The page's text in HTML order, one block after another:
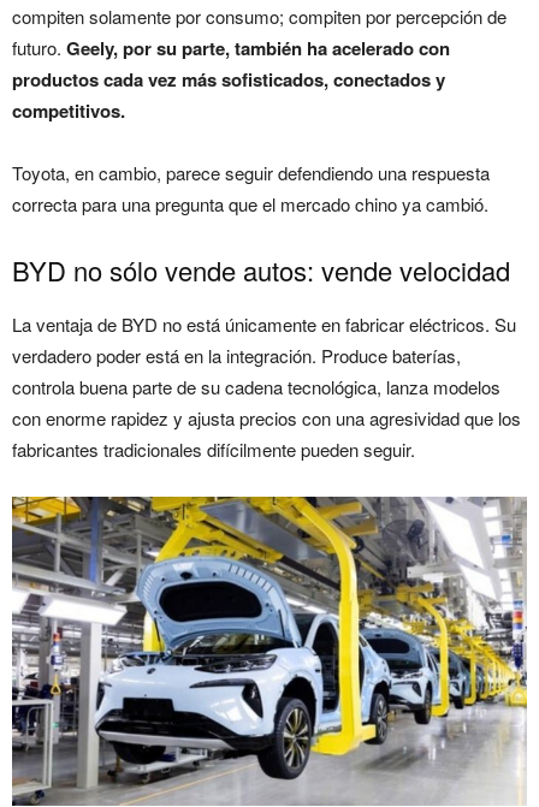
compiten solamente por consumo; compiten por percepción de
futuro. Geely, por su parte, también ha acelerado con
productos cada vez más sofisticados, conectados y
competitivos.
Toyota, en cambio, parece seguir defendiendo una respuesta
correcta para una pregunta que el mercado chino ya cambió.
BYD no sólo vende autos: vende velocidad
La ventaja de BYD no está únicamente en fabricar eléctricos. Su
verdadero poder está en la integración. Produce baterías,
controla buena parte de su cadena tecnológica, lanza modelos
con enorme rapidez y ajusta precios con una agresividad que los
fabricantes tradicionales difícilmente pueden seguir.